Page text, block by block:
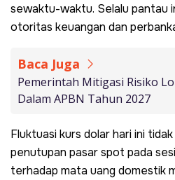
sewaktu-waktu. Selalu pantau
otoritas keuangan dan
Baca Juga
Pemerintah Mitigasi Risiko
Dalam APBN Tahun 2027
Fluktuasi kurs dolar hari ini
penutupan pasar spot pada
terhadap mata uang domestik